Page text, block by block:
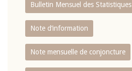
Bulletin Mensuel des Statistiques
Note d’information
Note mensuelle de conjoncture